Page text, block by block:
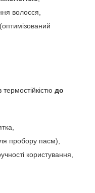
волосся,
(оптимізований
до
пробору пасм),
користування,